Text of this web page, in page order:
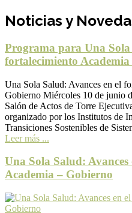
Noticias y
Programa para Una Sola
fortalecimiento
Una Sola Salud: Avances en el
Gobierno Miércoles 10 de junio
Salón de Actos de Torre
organizado por los Institutos de
Transiciones Sostenibles de
Leer más ...
Una Sola Salud:
Academia – Gobierno